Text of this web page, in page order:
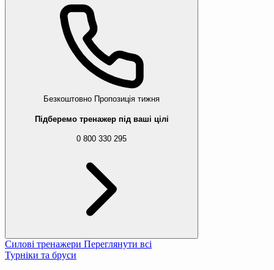
Безкоштовно Пропозиція тижня
Підберемо тренажер під ваші цілі
0 800 330 295
Силові тренажери Переглянути всі
Турніки та бруси